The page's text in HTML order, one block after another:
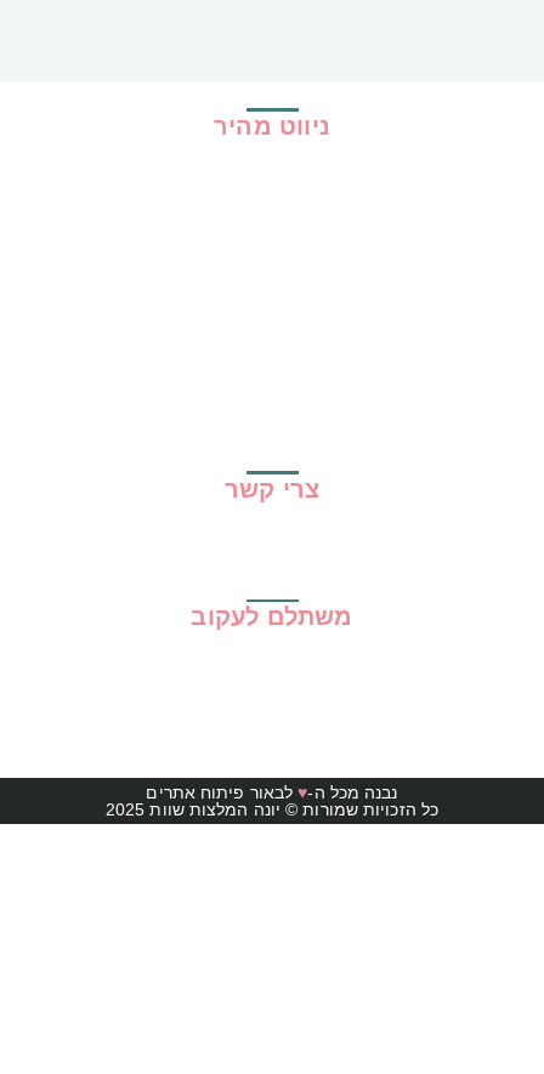
ניווט מהיר
צרי קשר
משתלם לעקוב
נבנה מכל ה-♥לבאור פיתוח אתרים
כל הזכויות שמורות © יונה המלצות שוות 2025